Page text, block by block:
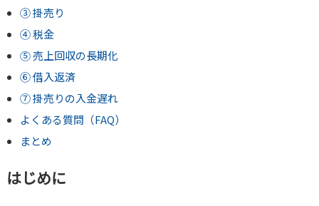
③ 掛売り
④ 税金
⑤ 売上回収の長期化
⑥ 借入返済
⑦ 掛売りの入金遅れ
よくある質問（FAQ）
まとめ
はじめに